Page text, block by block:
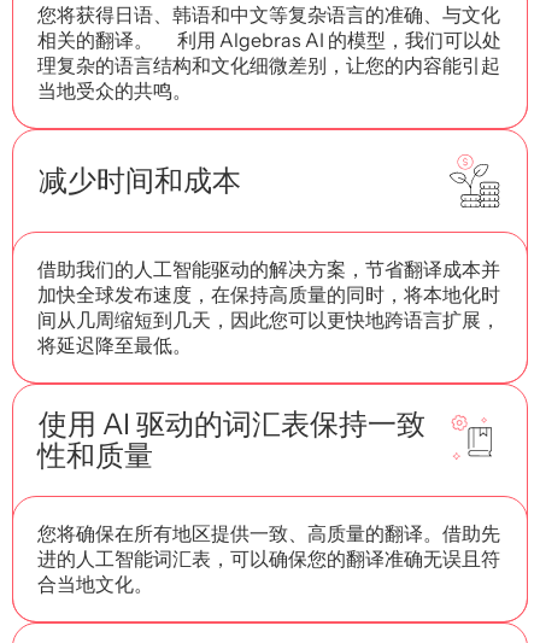
您将获得日语、韩语和中文等复杂语言的准确、与文化
相关的翻译。 利用 Algebras AI 的模型，我们可以处
理复杂的语言结构和文化细微差别，让您的内容能引起
当地受众的共鸣。
减少时间和成本
借助我们的人工智能驱动的解决方案，节省翻译成本并
加快全球发布速度，在保持高质量的同时，将本地化时
间从几周缩短到几天，因此您可以更快地跨语言扩展，
将延迟降至最低。
使用 AI 驱动的词汇表保持一致
性和质量
您将确保在所有地区提供一致、高质量的翻译。借助先
进的人工智能词汇表，可以确保您的翻译准确无误且符
合当地文化。